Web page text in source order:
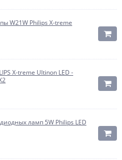
W21W Philips X-treme
X-treme Ultinon LED -
ламп 5W Philips LED